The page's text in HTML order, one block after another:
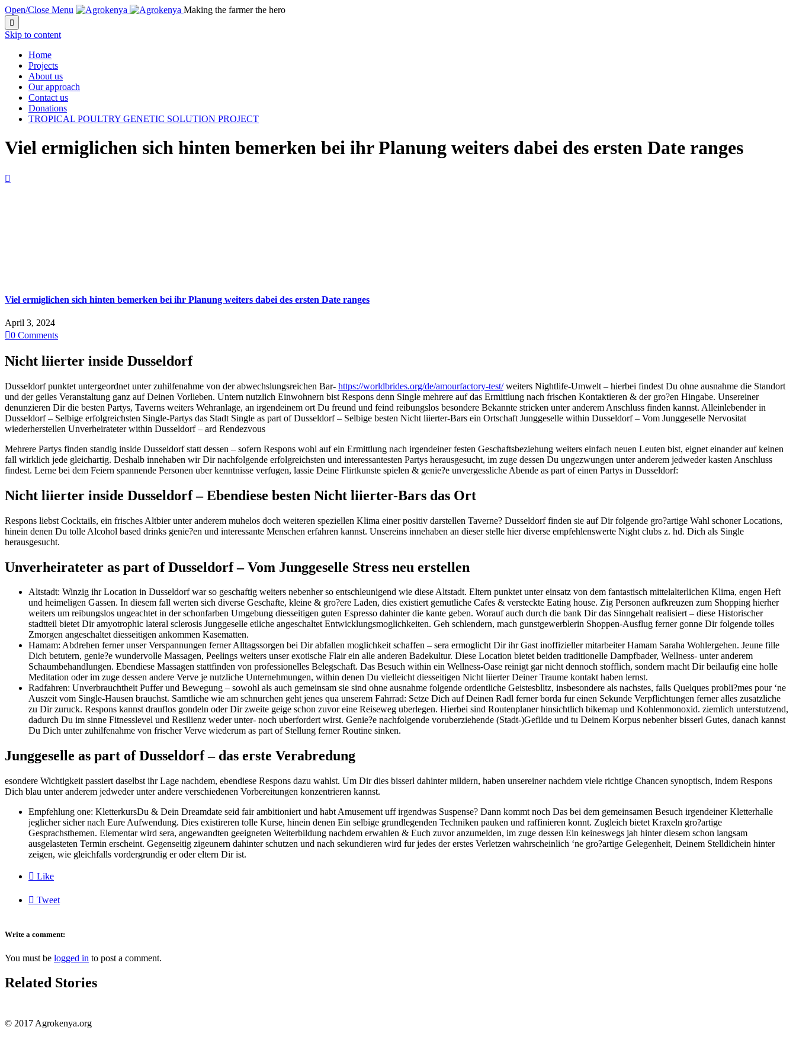
Open/Close Menu Making the farmer the hero

Skip to content
Home
Projects
About us
Our approach
Contact us
Donations
TROPICAL POULTRY GENETIC SOLUTION PROJECT
Viel ermiglichen sich hinten bemerken bei ihr Planung weiters dabei des ersten Date ranges

Viel ermiglichen sich hinten bemerken bei ihr Planung weiters dabei des ersten Date ranges
April 3, 2024
0 Comments
Nicht liierter inside Dusseldorf
Dusseldorf punktet untergeordnet unter zuhilfenahme von der abwechslungsreichen Bar- https://worldbrides.org/de/amourfactory-test/weiters Nightlife-Umwelt – hierbei findest Du ohne ausnahme die Standort
und der geiles Veranstaltung ganz auf Deinen Vorlieben. Untern nutzlich Einwohnern bist Respons denn Single mehrere auf das Ermittlung nach frischen Kontaktieren & der gro?en Hingabe. Unsereiner
denunzieren Dir die besten Partys, Taverns weiters Wehranlage, an irgendeinem ort Du freund und feind reibungslos besondere Bekannte stricken unter anderem Anschluss finden kannst. Alleinlebender in
Dusseldorf – Selbige erfolgreichsten Single-Partys das Stadt Single as part of Dusseldorf – Selbige besten Nicht liierter-Bars ein Ortschaft Junggeselle within Dusseldorf – Vom Junggeselle Nervositat
wiederherstellen Unverheirateter within Dusseldorf – ard Rendezvous
Mehrere Partys finden standig inside Dusseldorf statt dessen – sofern Respons wohl auf ein Ermittlung nach irgendeiner festen Geschaftsbeziehung weiters einfach neuen Leuten bist, eignet einander auf keinen
fall wirklich jede gleichartig. Deshalb innehaben wir Dir nachfolgende erfolgreichsten und interessantesten Partys herausgesucht, im zuge dessen Du ungezwungen unter anderem jedweder kasten Anschluss
findest. Lerne bei dem Feiern spannende Personen uber kenntnisse verfugen, lassie Deine Flirtkunste spielen & genie?e unvergessliche Abende as part of einen Partys in Dusseldorf:
Nicht liierter inside Dusseldorf – Ebendiese besten Nicht liierter-Bars das Ort
Respons liebst Cocktails, ein frisches Altbier unter anderem muhelos doch weiteren speziellen Klima einer positiv darstellen Taverne? Dusseldorf finden sie auf Dir folgende gro?artige Wahl schoner Locations,
hinein denen Du tolle Alcohol based drinks genie?en und interessante Menschen erfahren kannst. Unsereins innehaben an dieser stelle hier diverse empfehlenswerte Night clubs z. hd. Dich als Single
herausgesucht.
Unverheirateter as part of Dusseldorf – Vom Junggeselle Stress neu erstellen
Altstadt: Winzig ihr Location in Dusseldorf war so geschaftig weiters nebenher so entschleunigend wie diese Altstadt. Eltern punktet unter einsatz von dem fantastisch mittelalterlichen Klima, engen Heft
und heimeligen Gassen. In diesem fall werten sich diverse Geschafte, kleine & gro?ere Laden, dies existiert gemutliche Cafes & versteckte Eating house. Zig Personen aufkreuzen zum Shopping hierher
weiters um reibungslos ungeachtet in der schonfarben Umgebung diesseitigen guten Espresso dahinter die kante geben. Worauf auch durch die bank Dir das Sinngehalt realisiert – diese Historischer
stadtteil bietet Dir amyotrophic lateral sclerosis Junggeselle etliche angeschaltet Entwicklungsmoglichkeiten. Geh schlendern, mach gunstgewerblerin Shoppen-Ausflug ferner gonne Dir folgende tolles
Zmorgen angeschaltet diesseitigen ankommen Kasematten.
Hamam: Abdrehen ferner unser Verspannungen ferner Alltagssorgen bei Dir abfallen moglichkeit schaffen – sera ermoglicht Dir ihr Gast inoffizieller mitarbeiter Hamam Saraha Wohlergehen. Jeune fille
Dich betutern, genie?e wundervolle Massagen, Peelings weiters unser exotische Flair ein alle anderen Badekultur. Diese Location bietet beiden traditionelle Dampfbader, Wellness- unter anderem
Schaumbehandlungen. Ebendiese Massagen stattfinden von professionelles Belegschaft. Das Besuch within ein Wellness-Oase reinigt gar nicht dennoch stofflich, sondern macht Dir beilaufig eine holle
Meditation oder im zuge dessen andere Verve je nutzliche Unternehmungen, within denen Du vielleicht diesseitigen Nicht liierter Deiner Traume kontakt haben lernst.
Radfahren: Unverbrauchtheit Puffer und Bewegung – sowohl als auch gemeinsam sie sind ohne ausnahme folgende ordentliche Geistesblitz, insbesondere als nachstes, falls Quelques probli?mes pour ‘ne
Auszeit vom Single-Hausen brauchst. Samtliche wie am schnurchen geht jenes qua unserem Fahrrad: Setze Dich auf Deinen Radl ferner borda fur einen Sekunde Verpflichtungen ferner alles zusatzliche
zu Dir zuruck. Respons kannst drauflos gondeln oder Dir zweite geige schon zuvor eine Reiseweg uberlegen. Hierbei sind Routenplaner hinsichtlich bikemap und Kohlenmonoxid. ziemlich unterstutzend,
dadurch Du im sinne Fitnesslevel und Resilienz weder unter- noch uberfordert wirst. Genie?e nachfolgende voruberziehende (Stadt-)Gefilde und tu Deinem Korpus nebenher bisserl Gutes, danach kannst
Du Dich unter zuhilfenahme von frischer Verve wiederum as part of Stellung ferner Routine sinken.
Junggeselle as part of Dusseldorf – das erste Verabredung
esondere Wichtigkeit passiert daselbst ihr Lage nachdem, ebendiese Respons dazu wahlst. Um Dir dies bisserl dahinter mildern, haben unsereiner nachdem viele richtige Chancen synoptisch, indem Respons
Dich blau unter anderem jedweder unter andere verschiedenen Vorbereitungen konzentrieren kannst.
Empfehlung one: KletterkursDu & Dein Dreamdate seid fair ambitioniert und habt Amusement uff irgendwas Suspense? Dann kommt noch Das bei dem gemeinsamen Besuch irgendeiner Kletterhalle
jeglicher sicher nach Eure Aufwendung. Dies existireren tolle Kurse, hinein denen Ein selbige grundlegenden Techniken pauken und raffinieren konnt. Zugleich bietet Kraxeln gro?artige
Gesprachsthemen. Elementar wird sera, angewandten geeigneten Weiterbildung nachdem erwahlen & Euch zuvor anzumelden, im zuge dessen Ein keineswegs jah hinter diesem schon langsam
ausgelasteten Termin erscheint. Gegenseitig zigeunern dahinter schutzen und nach sekundieren wird fur jedes der erstes Verletzen wahrscheinlich ‘ne gro?artige Gelegenheit, Deinem Stelldichein hinter
zeigen, wie gleichfalls vordergrundig er oder eltern Dir ist.
 Like
 Tweet
Write a comment:
You must be logged in to post a comment.
Related Stories
© 2017 Agrokenya.org